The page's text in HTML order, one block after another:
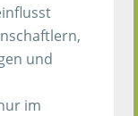
und
im